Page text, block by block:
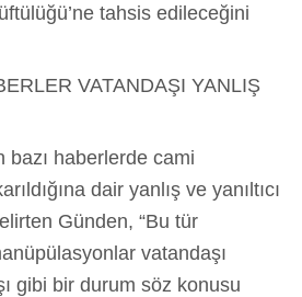
tahsis edileceğini
VATANDAŞI YANLIŞ
bazı haberlerde cami
dair yanlış ve yanıltıcı
Günden, “Bu tür
vatandaşı
gibi bir durum söz konusu